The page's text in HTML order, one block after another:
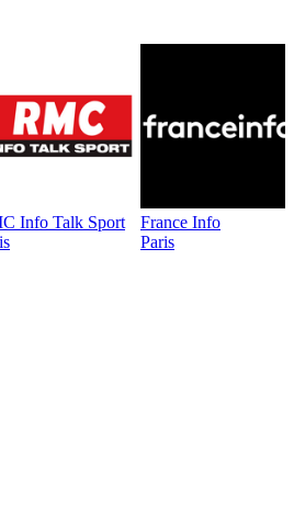
Info Talk Sport
France Info
Paris